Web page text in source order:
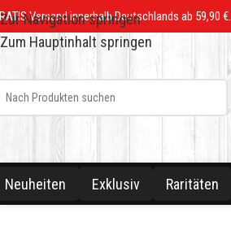
Zur Navigation springen
Zum Hauptinhalt springen
Versand innerhalb Deutschlands ab 59,90 €.
Neuheiten Exklusiv Raritäten